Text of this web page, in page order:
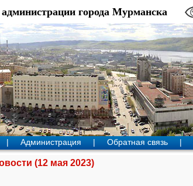
города Мурманска
| Администрация | Обратная связь |
(12 мая 2023)